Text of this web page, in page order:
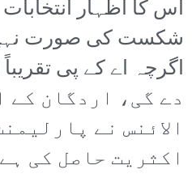
اس کا اظہار
شکست کی صورت
دے گی، اردگان کے
الائنس نے
اکثریت حاصل کی